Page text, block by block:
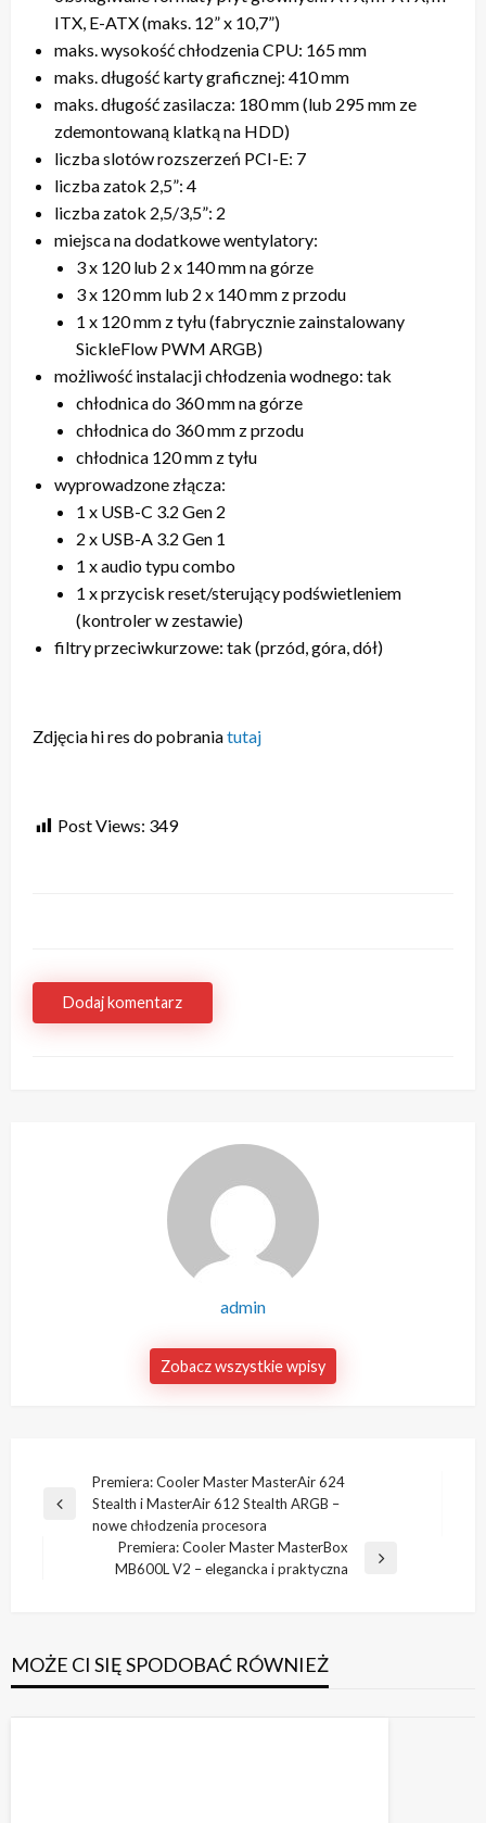
ITX, E-ATX (maks. 12” x 10,7”)
maks. wysokość chłodzenia CPU: 165 mm
maks. długość karty graficznej: 410 mm
maks. długość zasilacza: 180 mm (lub 295 mm ze
zdemontowaną klatką na HDD)
liczba slotów rozszerzeń PCI-E: 7
liczba zatok 2,5”: 4
liczba zatok 2,5/3,5”: 2
miejsca na dodatkowe wentylatory:
3 x 120 lub 2 x 140 mm na górze
3 x 120 mm lub 2 x 140 mm z przodu
1 x 120 mm z tyłu (fabrycznie zainstalowany
SickleFlow PWM ARGB)
możliwość instalacji chłodzenia wodnego: tak
chłodnica do 360 mm na górze
chłodnica do 360 mm z przodu
chłodnica 120 mm z tyłu
wyprowadzone złącza:
1 x USB-C 3.2 Gen 2
2 x USB-A 3.2 Gen 1
1 x audio typu combo
1 x przycisk reset/sterujący podświetleniem
(kontroler w zestawie)
filtry przeciwkurzowe: tak (przód, góra, dół)
Zdjęcia hi res do pobraniatutaj
Post Views: 349
Dodaj komentarz
admin
Zobacz wszystkie wpisy
Nawigacja
wpisu
Poprzedni
Premiera: Cooler Master MasterAir 624
Stealth i MasterAir 612 Stealth ARGB –
nowe chłodzenia procesora
Następny
Premiera: Cooler Master MasterBox
MB600L V2 – elegancka i praktyczna
MOŻE CI SIĘ SPODOBAĆ RÓWNIEŻ